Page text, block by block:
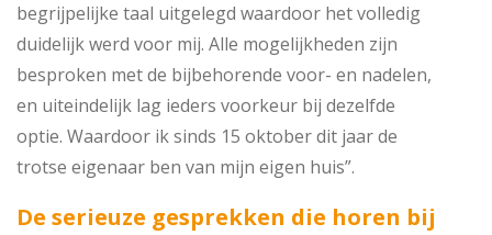
begrijpelijke taal uitgelegd waardoor het volledig
duidelijk werd voor mij. Alle mogelijkheden zijn
besproken met de bijbehorende voor- en nadelen,
en uiteindelijk lag ieders voorkeur bij dezelfde
optie. Waardoor ik sinds 15 oktober dit jaar de
trotse eigenaar ben van mijn eigen huis”.
De serieuze gesprekken die horen bij